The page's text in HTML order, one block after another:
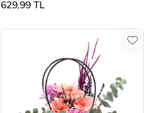
629,99 TL